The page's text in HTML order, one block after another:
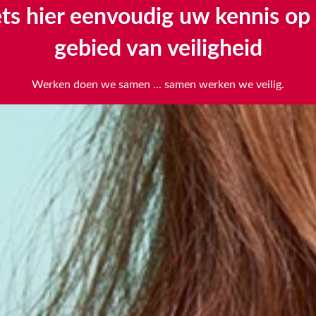
hier eenvoudig uw kennis
gebied van veiligheid
Werken doen we samen ... samen werken we veilig.
Scroll verder voor de instructies
scroll
next
section